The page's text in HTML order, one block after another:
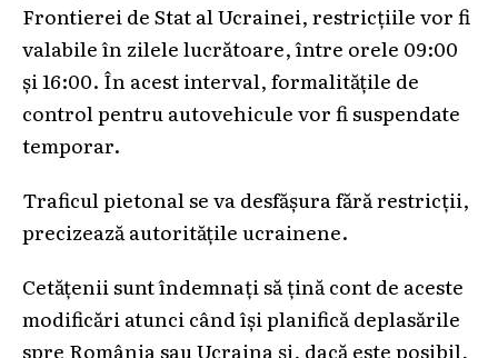
Frontierei de Stat al Ucrainei, restricțiile vor fi
valabile în zilele lucrătoare, între orele 09:00
și 16:00. În acest interval, formalitățile de
control pentru autovehicule vor fi suspendate
temporar.
Traficul pietonal se va desfășura fără restricții,
precizează autoritățile ucrainene.
Cetățenii sunt îndemnați să țină cont de aceste
modificări atunci când își planifică deplasările
spre România sau Ucraina și, dacă este posibil,